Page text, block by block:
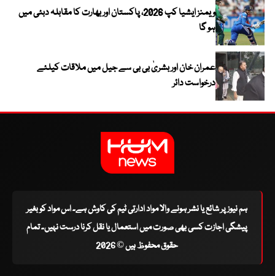
ویمنز ایشیا کپ 2026، پاکستان اور بھارت کا مقابلہ دبئی میں
ہو گا
عمران خان اور بشریٰ بی بی سے جیل میں ملاقات کیلئے
درخواست دائر
ہم نیوز پر شائع یا نشر ہونے والا مواد ادارتی ٹیم کی کاوش ہے۔ اس مواد کو بغیر
پیشگی اجازت کسی بھی صورت میں استعمال یا نقل کرنا درست نہیں۔ تمام
حقوق محفوظ ہیں © 2026